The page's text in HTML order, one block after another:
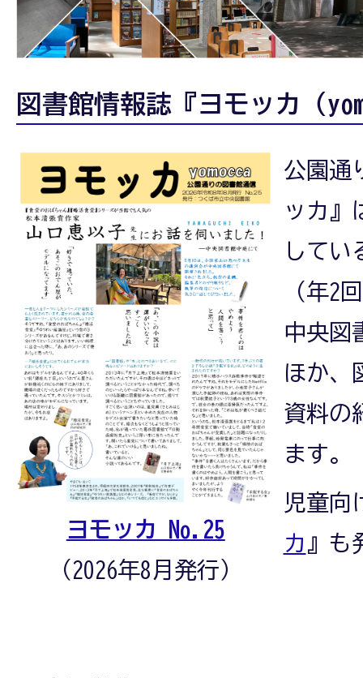
館
情
報
紙
ヨ
モ
ッ
図書館情報誌『ヨモッカ（
ヨモッカ No.25
（2026年8月発行）
公園通
ッカ』
してい
（年2
中央図
ほか、
資料の
ます。
児童向
カ 』も